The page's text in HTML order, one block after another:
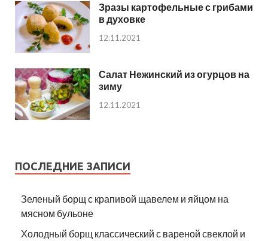
Зразы картофельные с грибами
в духовке
12.11.2021
Салат Нежинский из огурцов на
зиму
12.11.2021
ПОСЛЕДНИЕ ЗАПИСИ
Зеленый борщ с крапивой щавелем и яйцом на
мясном бульоне
Холодный борщ классический с вареной свеклой и